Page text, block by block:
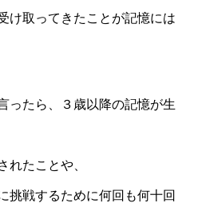
け取ってきたことが記憶には
ったら、３歳以降の記憶が生
れたことや、
挑戦するために何回も何十回